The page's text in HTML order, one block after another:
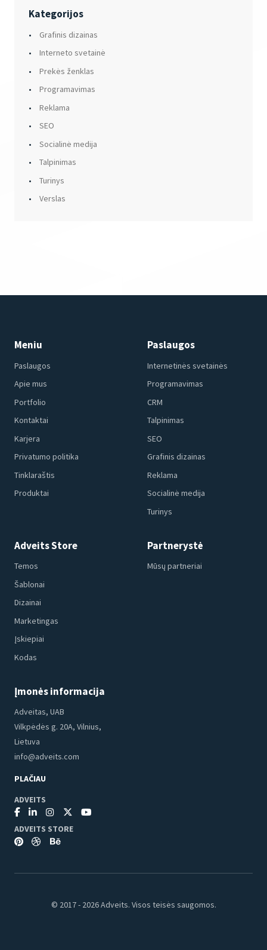
Kategorijos
Grafinis dizainas
Interneto svetainė
Prekės ženklas
Programavimas
Reklama
SEO
Socialinė medija
Talpinimas
Turinys
Verslas
Meniu
Paslaugos
Apie mus
Portfolio
Kontaktai
Karjera
Privatumo politika
Tinklaraštis
Produktai
Paslaugos
Internetinės svetainės
Programavimas
CRM
Talpinimas
SEO
Grafinis dizainas
Reklama
Socialinė medija
Turinys
Adveits Store
Temos
Šablonai
Dizainai
Marketingas
Įskiepiai
Kodas
Partnerystė
Mūsų partneriai
Įmonės informacija
Adveitas, UAB
Vilkpėdės g. 20A, Vilnius,
Lietuva
info@adveits.com
PLAČIAU
ADVEITS
ADVEITS STORE
© 2017 - 2026 Adveits. Visos teisės saugomos.